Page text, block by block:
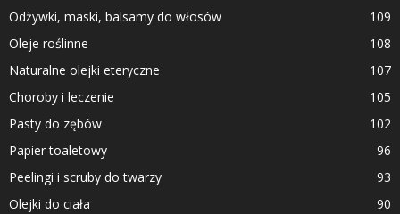
Odżywki, maski, balsamy do włosów
109
Oleje roślinne
108
Naturalne olejki eteryczne
107
Choroby i leczenie
105
Pasty do zębów
102
Papier toaletowy
96
Peelingi i scruby do twarzy
93
Olejki do ciała
90